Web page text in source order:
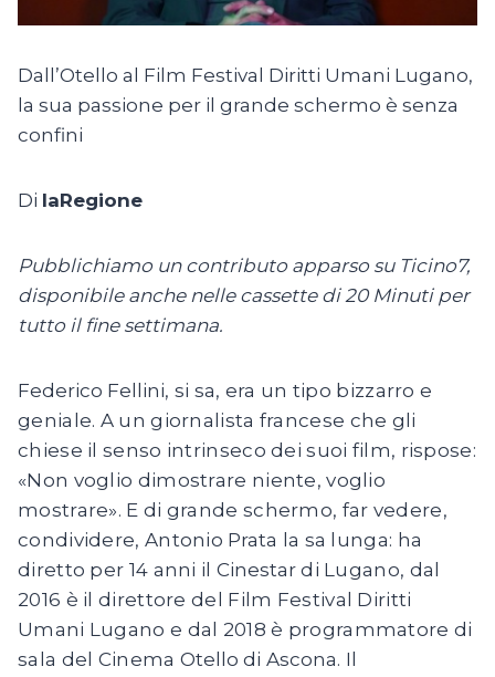
Dall’Otello al Film Festival Diritti Umani Lugano,
la sua passione per il grande schermo è senza
confini
Di laRegione
Pubblichiamo un contributo apparso su Ticino7,
disponibile anche nelle cassette di 20 Minuti per
tutto il fine settimana.
Federico Fellini, si sa, era un tipo bizzarro e
geniale. A un giornalista francese che gli
chiese il senso intrinseco dei suoi film, rispose:
«Non voglio dimostrare niente, voglio
mostrare». E di grande schermo, far vedere,
condividere, Antonio Prata la sa lunga: ha
diretto per 14 anni il Cinestardi Lugano, dal
2016 è il direttore del Film Festival Diritti
Umani Lugano e dal 2018 è programmatore di
sala del Cinema Otello diAscona. Il